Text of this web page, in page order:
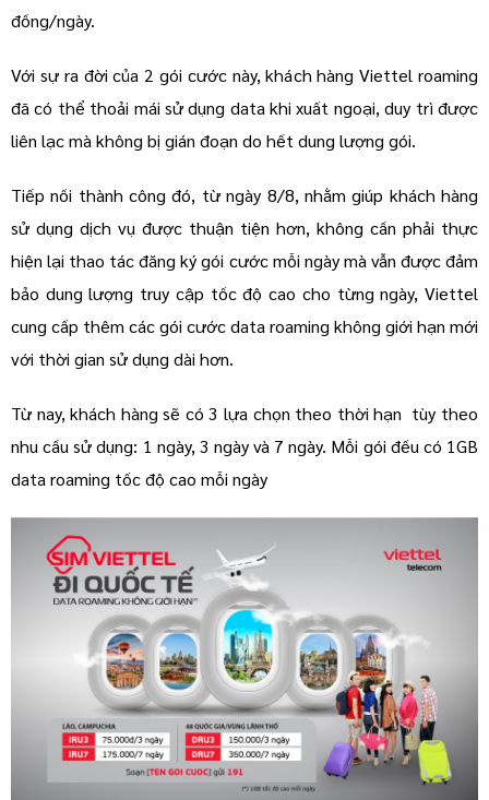
đồng/ngày.
Với sự ra đời của 2 gói cước này, khách hàng Viettel roaming
đã có thể thoải mái sử dụng data khi xuất ngoại, duy trì được
liên lạc mà không bị gián đoạn do hết dung lượng gói.
Tiếp nối thành công đó, từ ngày 8/8, nhằm giúp khách hàng
sử dụng dịch vụ được thuận tiện hơn, không cần phải thực
hiện lại thao tác đăng ký gói cước mỗi ngày mà vẫn được đảm
bảo dung lượng truy cập tốc độ cao cho từng ngày, Viettel
cung cấp thêm các gói cước data roaming không giới hạn mới
với thời gian sử dụng dài hơn.
Từ nay, khách hàng sẽ có 3 lựa chọn theo thời hạn tùy theo
nhu cầu sử dụng: 1 ngày, 3 ngày và 7 ngày. Mỗi gói đều có 1GB
data roaming tốc độ cao mỗi ngày